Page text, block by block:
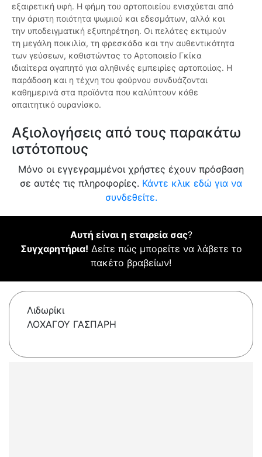
εξαιρετική υφή. Η φήμη του αρτοποιείου ενισχύεται από
την άριστη ποιότητα ψωμιού και εδεσμάτων, αλλά και
την υποδειγματική εξυπηρέτηση. Οι πελάτες εκτιμούν
τη μεγάλη ποικιλία, τη φρεσκάδα και την αυθεντικότητα
των γεύσεων, καθιστώντας το Αρτοποιείο Γκίκα
ιδιαίτερα αγαπητό για αληθινές εμπειρίες αρτοποιίας. Η
παράδοση και η τέχνη του φούρνου συνδυάζονται
καθημερινά στα προϊόντα που καλύπτουν κάθε
απαιτητικό ουρανίσκο.
Αξιολογήσεις από τους παρακάτω
ιστότοπους
Μόνο οι εγγεγραμμένοι χρήστες έχουν πρόσβαση
σε αυτές τις πληροφορίες. Κάντε κλικ εδώ για να
συνδεθείτε.
Αυτή είναι η εταιρεία σας?
Συγχαρητήρια! Δείτε πώς μπορείτε να λάβετε το
πακέτο βραβείων!
Λιδωρίκι
ΛΟΧΑΓΟΥ ΓΑΣΠΑΡΗ